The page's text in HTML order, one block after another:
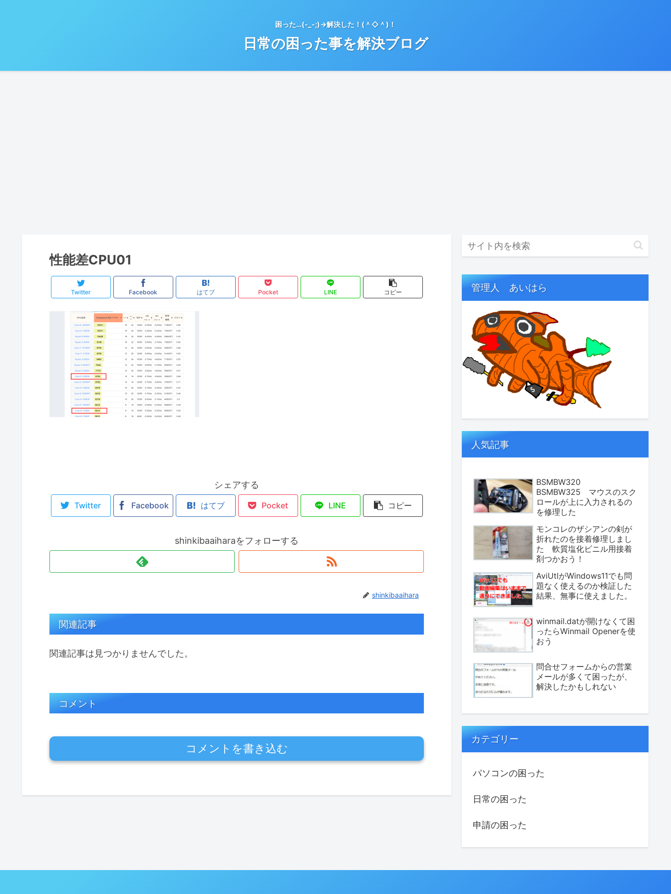
困った…(-_-;)→解決した！(＾◇＾)！
日常の困った事を解決ブログ
性能差CPU01
Twitter Facebook はてブ Pocket LINE コピー
シェアする
Twitter Facebook はてブ Pocket LINE コピー
shinkibaaiharaをフォローする
shinkibaaihara
関連記事
関連記事は見つかりませんでした。
コメント
コメントを書き込む
管理人 あいはら
人気記事
BSMBW320
BSMBW325 マウスのスク
ロールが上に入力されるの
を修理した
モンコレのザシアンの剣が
折れたのを接着修理しまし
た 軟質塩化ビニル用接着
剤つかおう！
AviUtlがWindows11でも問
題なく使えるのか検証した
結果、無事に使えました。
winmail.datが開けなくて困
ったらWinmail Openerを使
おう
問合せフォームからの営業
メールが多くて困ったが、
解決したかもしれない
カテゴリー
パソコンの困った
日常の困った
申請の困った